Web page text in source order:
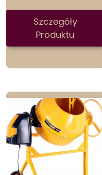
Szczegóły
Produktu